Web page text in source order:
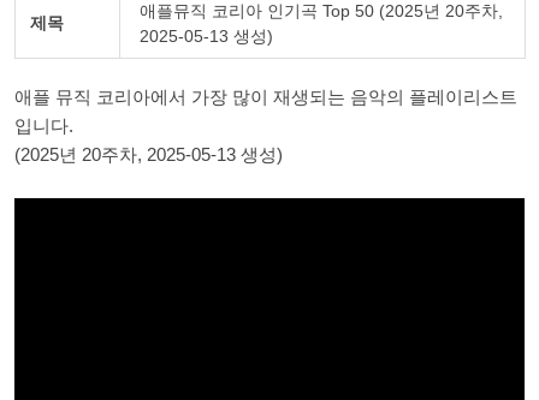
제목
애플뮤직 코리아 인기곡 Top 50 (2025년 20주차,
2025-05-13 생성)
애플 뮤직 코리아에서 가장 많이 재생되는 음악의 플레이리스트
입니다.
(2025년 20주차, 2025-05-13 생성)